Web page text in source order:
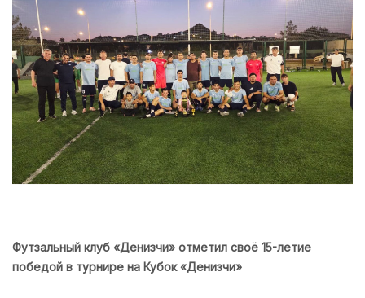
Футзальный клуб «Денизчи» отметил своё 15-летие
победой в турнире на Кубок «Денизчи»